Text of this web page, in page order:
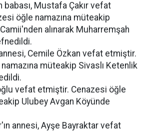
babası, Mustafa Çakır vefat
öğle namazına müteakip
alınarak Muharremşah
annesi, Cemile Özkan vefat etmiştir.
müteakip Sivaslı Ketenlik
vefat etmiştir. Cenazesi öğle
Ulubey Avgan Köyünde
annesi, Ayşe Bayraktar vefat